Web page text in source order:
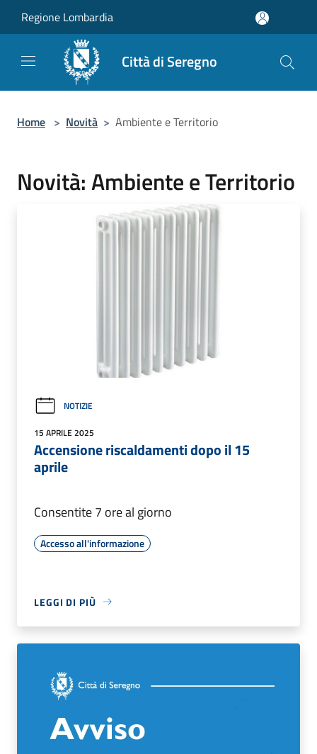
Regione Lombardia
Città di Seregno
Home > Novità > Ambiente e Territorio
Novità: Ambiente e Territorio
NOTIZIE
15 APRILE 2025
Accensione riscaldamenti dopo il 15
aprile
Consentite 7 ore al giorno
Accesso all'informazione
LEGGI DI PIÙ